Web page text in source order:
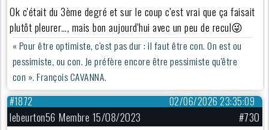
Ok c'était du 3ème degré et sur le coup c'est vrai que ça faisait
plutôt pleurer…, mais bon aujourd'hui avec un peu de recul😜
« Pour être optimiste, c'est pas dur : il faut être con. On est ou
pessimiste, ou con. Je préfère encore être pessimiste qu'être
con ». François CAVANNA.
02/06/2026 23:35:09
#1872
lebeurton56 Membre 15/08/2023
#730